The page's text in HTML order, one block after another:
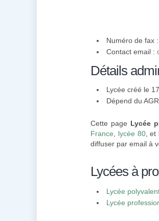
Numéro de fax
Contact email :
Détails
Lycée créé le
Dépend du
Cette page Lycée
France
lycée 80, et
diffuser par email à
Lycées à
Lycée
Lycée